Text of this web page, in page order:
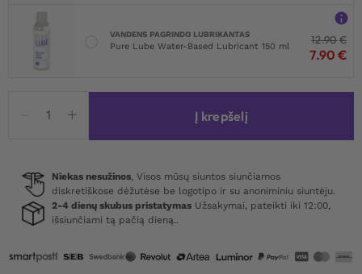
VANDENS PAGRINDO LUBRIKANTAS
Pure Lube Water-Based Lubricant 150 ml
12.90€
7.90 €
kiekis:
Obsessive
Babydoll
&
Thong
Į krepšelį
Niekas nesužinos, Visos mūsų siuntos siunčiamos
diskretiškose dėžutėse be logotipo ir su anoniminiu siuntėju.
2-4 dienų skubus pristatymas Užsakymai, pateikti iki 12:00,
išsiunčiami tą pačią dieną..